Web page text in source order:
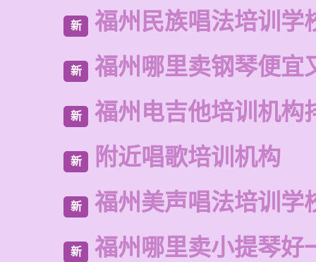
新 福州民族唱法培训学
新 福州哪里卖钢琴便宜
新 福州电吉他培训机构
新 附近唱歌培训机构
新 福州美声唱法培训学
新 福州哪里卖小提琴好